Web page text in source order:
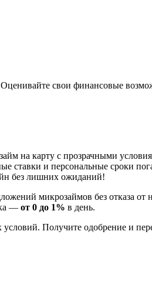
cвoи финaнcoвыe
на карту с прозрачными
ставки и персональные сроки
без лишних ожиданий!
микрозаймов без отказа
— от 0 до 1% в день.
условий. Получите одобрение и